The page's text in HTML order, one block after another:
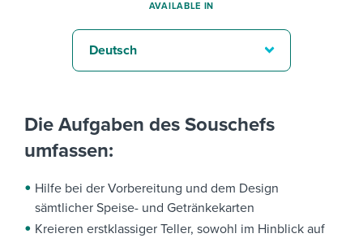
Die Aufgaben des Souschefs
umfassen:
Hilfe bei der Vorbereitung und dem Design
sämtlicher Speise- und Getränkekarten
Kreieren erstklassiger Teller, sowohl im Hinblick auf
AVAILABLE IN
Deutsch